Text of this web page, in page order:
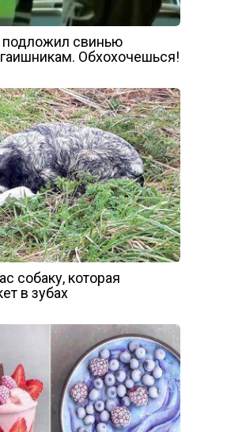
свинью
Обхохочешься!
собаку, которая
в зубах